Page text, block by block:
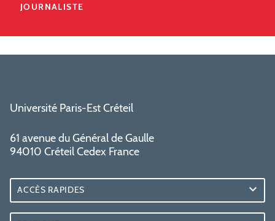
JOURNALISTE
Université Paris-Est Créteil
61 avenue du Général de Gaulle
94010 Créteil Cedex France
ACCÈS RAPIDES